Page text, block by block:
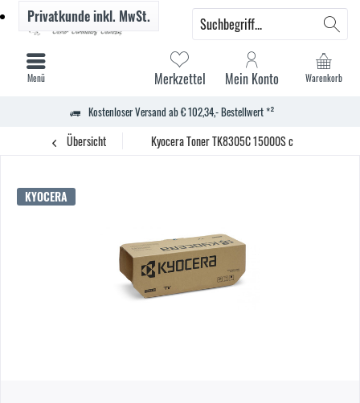
Kostenloser Versand ab € 102,34,- Bestellwert *²
Warenkorb
Merkzettel Mein Konto
Privatkundeinkl. MwSt.
Menü
Übersicht Kyocera Toner TK8305C 15000S c
KYOCERA